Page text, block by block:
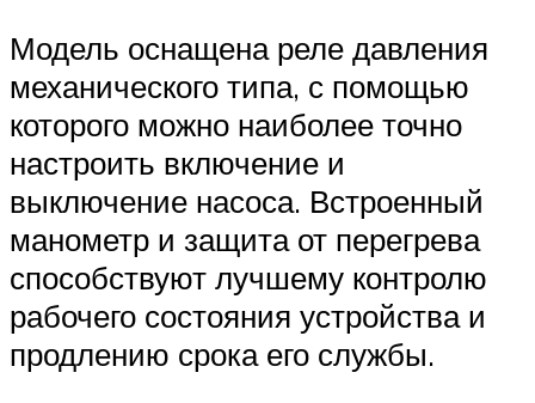
Модель оснащена реле давления
механического типа, с помощью
которого можно наиболее точно
настроить включение и
выключение насоса. Встроенный
манометр и защита от перегрева
способствуют лучшему контролю
рабочего состояния устройства и
продлению срока его службы.